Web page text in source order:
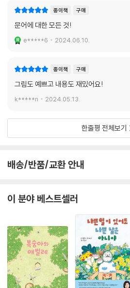
종이책 구매
문어에 대한 모든 것!
e*****6 2024.06.10.
종이책 구매
그림도 예쁘고 내용도 재밌어요!
k*****n 2024.05.13.
한줄평 전체보기
배송/반품/교환 안내
이 분야 베스트셀러